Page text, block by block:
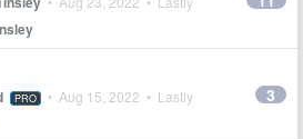
PRO • Aug 15, 2022 • Lastly
3